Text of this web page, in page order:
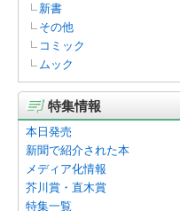
新書
その他
コミック
ムック
特集情報
本日発売
新聞で紹介された本
メディア化情報
芥川賞・直木賞
特集一覧